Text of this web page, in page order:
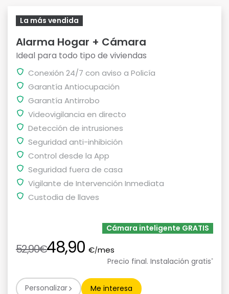
La más vendida
Alarma Hogar + Cámara
Ideal para todo tipo de viviendas
Conexión 24/7 con aviso a Policía
Garantía Antiocupación
Garantía Antirrobo
Videovigilancia en directo
Detección de intrusiones
Seguridad anti-inhibición
Control desde la App
Seguridad fuera de casa
Vigilante de Intervención Inmediata
Custodia de llaves
Cámara inteligente GRATIS
52,90€48,90 €/mes
Precio final. Instalación gratis*
Personalizar Me interesa